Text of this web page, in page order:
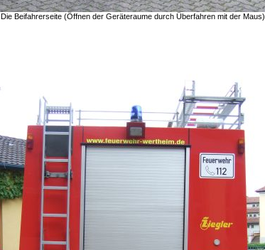
Die Beifahrerseite (Öffnen der Geräteraume durch Überfahren mit der Maus)